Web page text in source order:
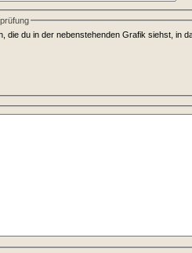
die du in der nebenstehenden Grafik siehst, in